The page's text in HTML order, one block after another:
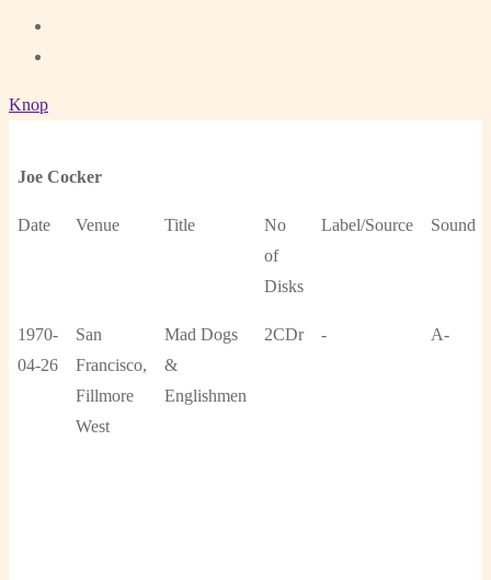
Knop
Joe Cocker
Date Venue Title
No
of
Disks
Label/Source Sound
1970-
04-26
San
Francisco,
Fillmore
West
Mad Dogs
&
Englishmen
2CDr - A-